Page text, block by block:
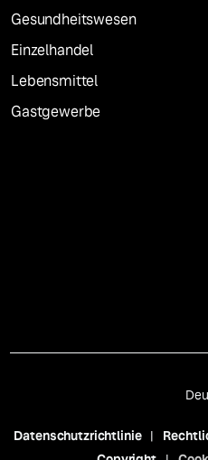
Gesundheitswesen
Einzelhandel
Lebensmittel
Gastgewerbe
Datenschutzrichtlinie